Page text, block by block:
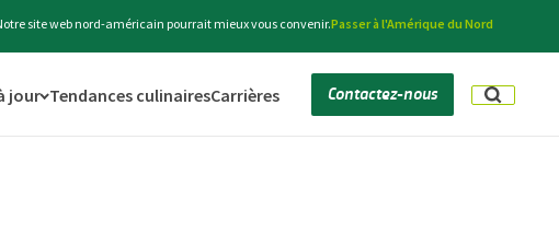
site web nord-américain pourrait mieux vous convenir.Passer à l'Amérique du Nord
jour Tendances culinairesCarrières Contactez-nous